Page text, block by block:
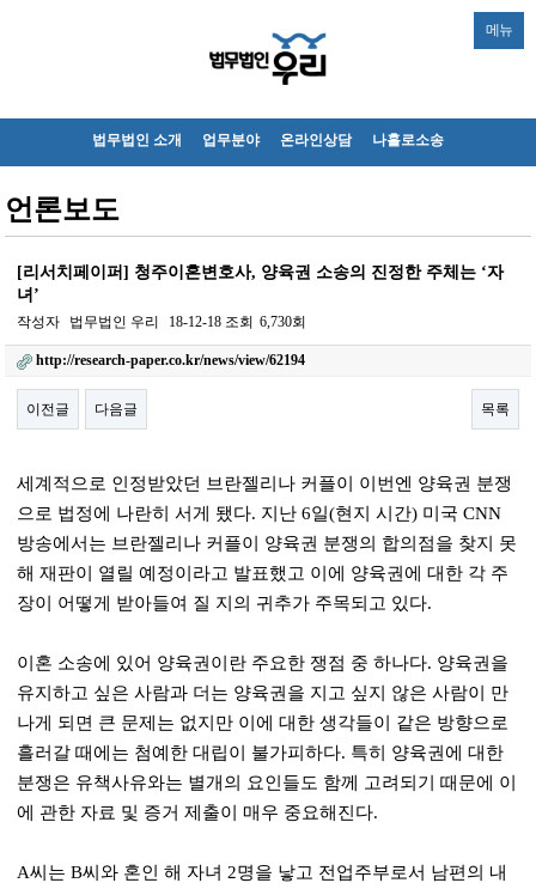
메뉴
법무법인 소개 업무분야 온라인상담 나홀로소송
언론보도
[리서치페이퍼] 청주이혼변호사, 양육권 소송의 진정한 주체는 ‘자
녀’
작성자 법무법인 우리 18-12-18 조회 6,730회
http://research-paper.co.kr/news/view/62194
이전글 다음글 목록
세계적으로 인정받았던 브란젤리나 커플이 이번엔 양육권 분쟁
으로 법정에 나란히 서게 됐다. 지난 6일(현지 시간) 미국 CNN
방송에서는 브란젤리나 커플이 양육권 분쟁의 합의점을 찾지 못
해 재판이 열릴 예정이라고 발표했고 이에 양육권에 대한 각 주
장이 어떻게 받아들여 질 지의 귀추가 주목되고 있다.
이혼 소송에 있어 양육권이란 주요한 쟁점 중 하나다. 양육권을
유지하고 싶은 사람과 더는 양육권을 지고 싶지 않은 사람이 만
나게 되면 큰 문제는 없지만 이에 대한 생각들이 같은 방향으로
흘러갈 때에는 첨예한 대립이 불가피하다. 특히 양육권에 대한
분쟁은 유책사유와는 별개의 요인들도 함께 고려되기 때문에 이
에 관한 자료 및 증거 제출이 매우 중요해진다.
A씨는 B씨와 혼인 해 자녀 2명을 낳고 전업주부로서 남편의 내